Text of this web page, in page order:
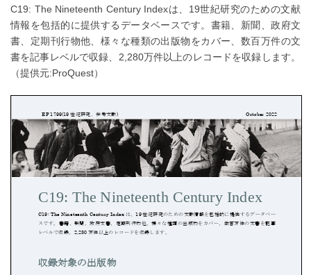
C19: The Nineteenth Century Indexは、19世紀研究のための文献
情報を包括的に提供するデータベースです。書籍、新聞、政府文
書、定期刊行物他、様々な種類の出版物をカバー、数百万件の文
書を記事レベルで収録、2,280万件以上のレコードを収録します。
（提供元:ProQuest）